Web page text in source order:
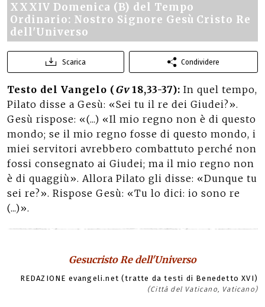
XXXIV Domenica (B) del Tempo
Ordinario: Nostro Signore Gesù Cristo Re
dell'Universo
Scarica Condividere
Testo del Vangelo (Gv18,33-37): In quel tempo,
Pilato disse a Gesù: «Sei tu il re dei Giudei?».
Gesù rispose: «(...) «Il mio regno non è di questo
mondo; se il mio regno fosse di questo mondo, i
miei servitori avrebbero combattuto perché non
fossi consegnato ai Giudei; ma il mio regno non
è di quaggiù». Allora Pilato gli disse: «Dunque tu
sei re?». Rispose Gesù: «Tu lo dici: io sono re
(...)».
Gesucristo Re dell'Universo
REDAZIONE evangeli.net (tratte da testi di Benedetto XVI)
(Città del Vaticano, Vaticano)